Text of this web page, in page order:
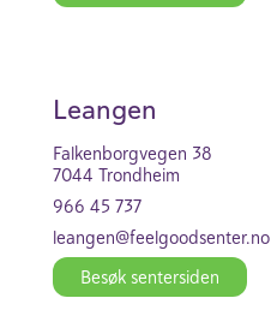
Leangen
Falkenborgvegen 38
7044 Trond­heim
966 45 737
leangen@feel­good­se­nter.no
Besøk senter­siden